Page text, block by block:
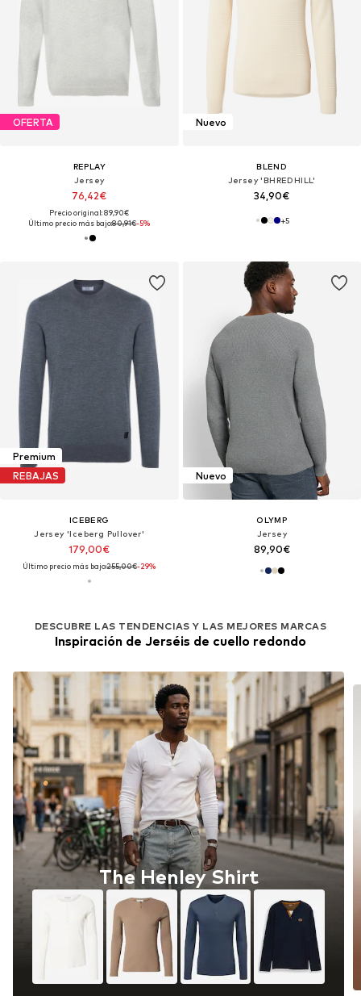
OFERTA
REPLAY
Jersey
76,42€
Precio original: 89,90€
Último precio más bajo:80,91€-5%
Nuevo
BLEND
Jersey 'BHREDHILL'
34,90€
+5
Premium
REBAJAS
ICEBERG
Jersey 'Iceberg Pullover'
179,00€
Último precio más bajo:255,00€-29%
Nuevo
OLYMP
Jersey
89,90€
DESCUBRE LAS TENDENCIAS Y LAS MEJORES MARCAS
Inspiración de Jerséis de cuello redondo
The Henley Shirt